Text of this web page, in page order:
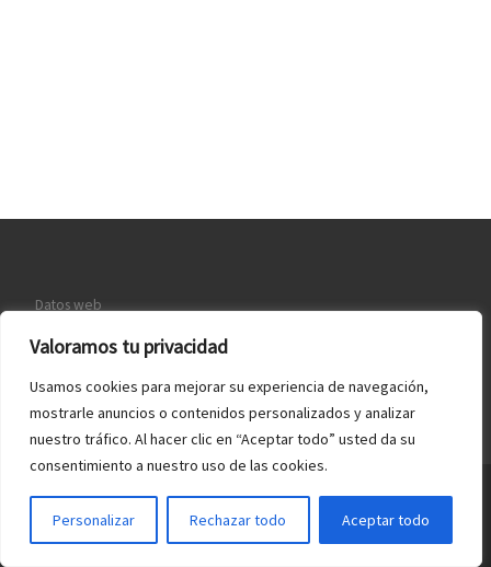
Valoramos tu privacidad
Usamos cookies para mejorar su experiencia de navegación,
mostrarle anuncios o contenidos personalizados y analizar
nuestro tráfico. Al hacer clic en “Aceptar todo” usted da su
consentimiento a nuestro uso de las cookies.
Personalizar Rechazar todo Aceptar todo
Datos web
Política de Cookies
© 2026Webmaster España– Todos los derechos reservados
Funciona con WP – Diseñado con el Tema Customizr